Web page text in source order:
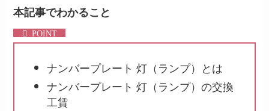
本記事でわかること
ナンバープレート 灯（ランプ）とは
ナンバープレート 灯（ランプ）の交換
工賃